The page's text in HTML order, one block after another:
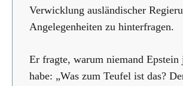
Verwicklung ausländischer
Angelegenheiten zu hinterfragen.
Er fragte, warum niemand Epstein
habe: „Was zum Teufel ist das?